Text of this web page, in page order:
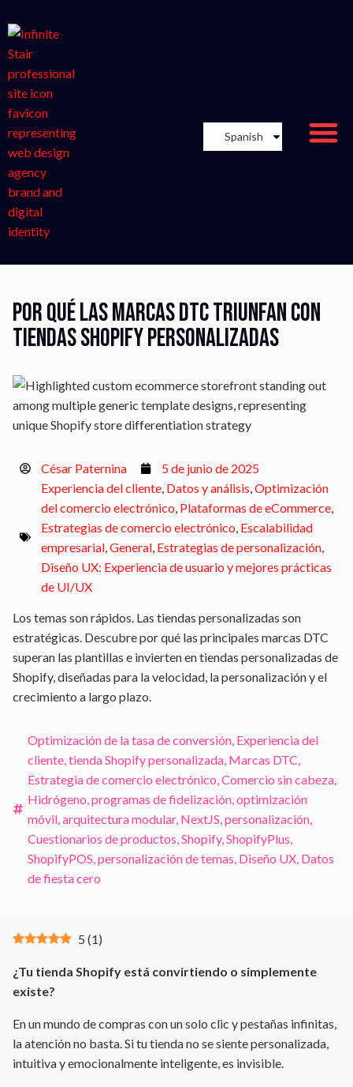
Spanish
Por qué las marcas DTC triunfan con
tiendas Shopify personalizadas
César Paternina
5 de junio de 2025
Experiencia del cliente, Datos y análisis,Optimización
del comercio electrónico, Plataformas de eCommerce,
Estrategias de comercio electrónico, Escalabilidad
empresarial,General, Estrategias de personalización,
Diseño UX: Experiencia de usuario y mejores prácticas
de UI/UX
Los temas son rápidos. Las tiendas personalizadas son
estratégicas. Descubre por qué las principales marcas DTC
superan las plantillas e invierten en tiendas personalizadas de
Shopify, diseñadas para la velocidad, la personalización y el
crecimiento a largo plazo.
Optimización de la tasa de conversión, Experiencia del
cliente,tienda Shopify personalizada, Marcas DTC,
Estrategia de comercio electrónico,Comercio sin cabeza,
Hidrógeno,programas de fidelización,optimización
móvil,arquitectura modular, NextJS,personalización,
Cuestionarios de productos,Shopify,ShopifyPlus,
ShopifyPOS,personalización de temas, Diseño UX, Datos
de fiesta cero
5 (1)
¿Tu tienda Shopify está convirtiendo o simplemente
existe?
En un mundo de compras con un solo clic y pestañas infinitas,
la atención no basta. Si tu tienda no se siente personalizada,
intuitiva y emocionalmente inteligente, es invisible.